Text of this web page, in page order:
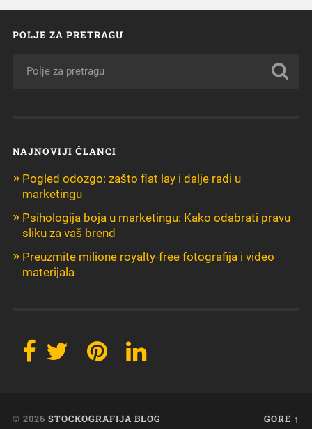
POLJE ZA PRETRAGU
NAJNOVIJI ČLANCI
Pogled odozgo: zašto flat lay i dalje radi u
marketingu
Psihologija boja u marketingu: Kako odabrati pravu
sliku za vaš brend
Preuzmite milione royalty-free fotografija i video
materijala
© 2026 STOCKOGRAFIJA BLOG GORE ↑